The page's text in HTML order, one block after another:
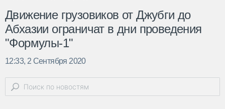
Движение грузовиков от Джубги до
Абхазии ограничат в дни проведения
"Формулы-1"
12:33, 2 Сентября 2020